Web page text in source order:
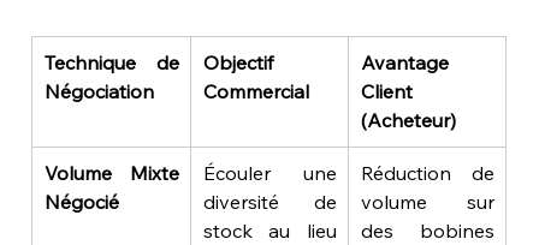
Technique de
Négociation
Objectif
Commercial
Avantage
Client
(Acheteur)
Volume Mixte
Négocié
Écouler une
diversité de
stock au lieu
Réduction de
volume sur
des bobines